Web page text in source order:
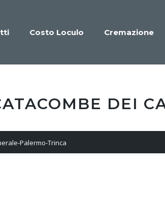
Costo Loculo Cremazione
DEI
Palermo-Trinca